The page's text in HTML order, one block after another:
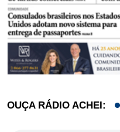
OUÇA RÁDIO ACHEI: